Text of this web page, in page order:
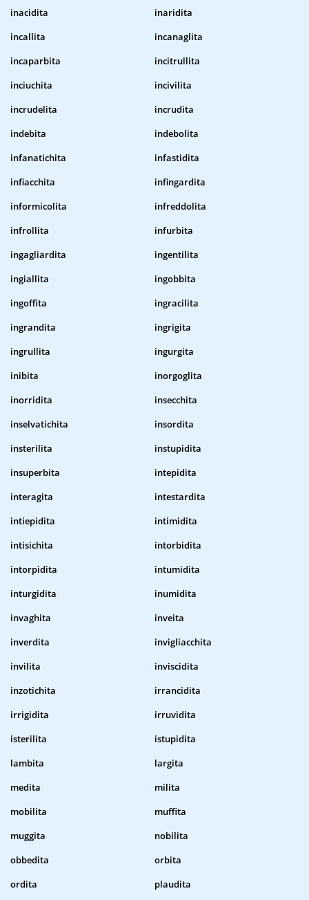
inacidita
inaridita
incallita
incanaglita
incaparbita
incitrullita
inciuchita
incivilita
incrudelita
incrudita
indebita
indebolita
infanatichita
infastidita
infiacchita
infingardita
informicolita
infreddolita
infrollita
infurbita
ingagliardita
ingentilita
ingiallita
ingobbita
ingoffita
ingracilita
ingrandita
ingrigita
ingrullita
ingurgita
inibita
inorgoglita
inorridita
insecchita
inselvatichita
insordita
insterilita
instupidita
insuperbita
intepidita
interagita
intestardita
intiepidita
intimidita
intisichita
intorbidita
intorpidita
intumidita
inturgidita
inumidita
invaghita
inveita
inverdita
invigliacchita
invilita
inviscidita
inzotichita
irrancidita
irrigidita
irruvidita
isterilita
istupidita
lambita
largita
medita
milita
mobilita
muffita
muggita
nobilita
obbedita
orbita
ordita
plaudita